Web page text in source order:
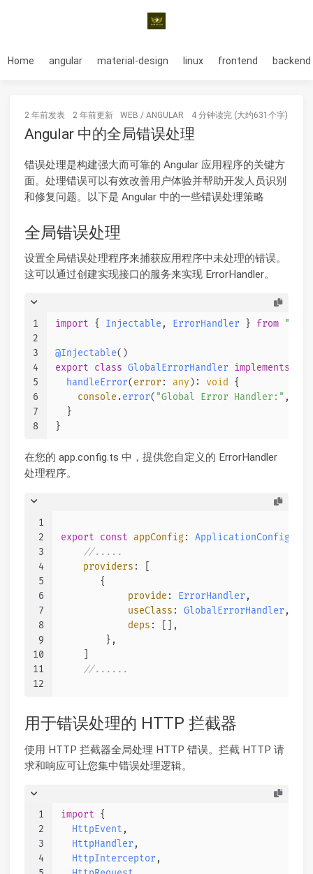
Home angular material-design linux frontend backend
2 年前发表 2 年前更新 WEB / ANGULAR 4 分钟读完 (大约631个字)
Angular 中的全局错误处理
错误处理是构建强大而可靠的 Angular 应用程序的关键方
面。处理错误可以有效改善用户体验并帮助开发人员识别
和修复问题。以下是 Angular 中的一些错误处理策略
全局错误处理
设置全局错误处理程序来捕获应用程序中未处理的错误。
这可以通过创建实现接口的服务来实现 ErrorHandler。
1
2
3
4
5
6
7
8
import { Injectable , ErrorHandler } from
@Injectable()
export
class GlobalErrorHandler implements
handleError( error : any ): void {
console.error( "Global Error Handler:" ,
  }
}
在您的 app.config.ts 中，提供您自定义的 ErrorHandler
处理程序。
1
2
3
4
5
6
7
8
9
10
11
12
export const appConfig: ApplicationConfig
//.....
providers : [
       {
provide : ErrorHandler ,
useClass : GlobalErrorHandler ,
deps : [],
        },
//......
用于错误处理的 HTTP 拦截器
使用 HTTP 拦截器全局处理 HTTP 错误。拦截 HTTP 请
求和响应可让您集中错误处理逻辑。
1
2
3
4
import {
HttpEvent ,
HttpHandler ,
HttpInterceptor ,